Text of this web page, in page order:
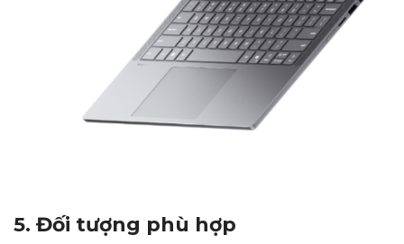
5. Đối tượng phù hợp